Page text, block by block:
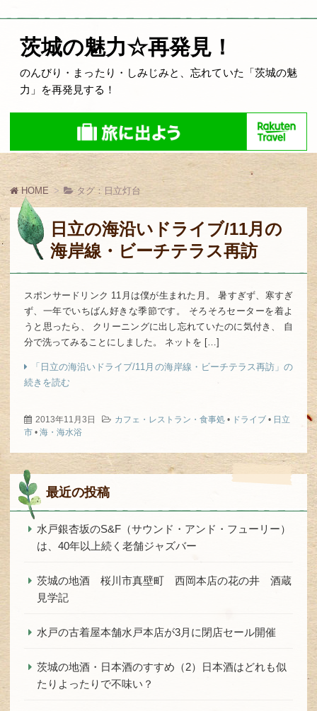
茨城の魅力☆再発見！
のんびり・まったり・しみじみと、忘れていた「茨城の魅
力」を再発見する！
HOME タグ：日立灯台
日立の海沿いドライブ/11月の
海岸線・ビーチテラス再訪
スポンサードリンク 11月は僕が生まれた月。 暑すぎず、寒すぎ
ず、一年でいちばん好きな季節です。 そろそろセーターを着よ
うと思ったら、 クリーニングに出し忘れていたのに気付き、 自
分で洗ってみることにしました。 ネットを […]
「日立の海沿いドライブ/11月の海岸線・ビーチテラス再訪」の
続きを読む
2013年11月3日 カフェ・レストラン・食事処 • ドライブ • 日立
市 • 海・海水浴
最近の投稿
水戸銀杏坂のS&F（サウンド・アンド・フューリー）
は、40年以上続く老舗ジャズバー
茨城の地酒 桜川市真壁町 西岡本店の花の井 酒蔵
見学記
水戸の古着屋本舗水戸本店が3月に閉店セール開催
茨城の地酒・日本酒のすすめ（2）日本酒はどれも似
たりよったりで不味い？